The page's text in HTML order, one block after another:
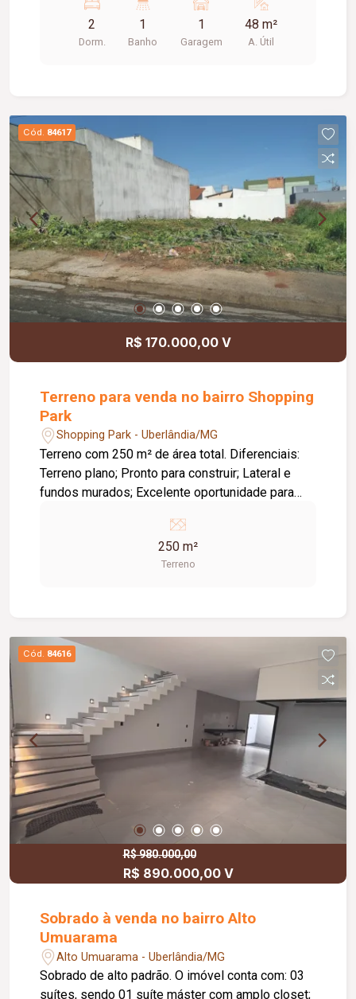
condomínio oferece: Portaria 24 horas; Área de
convivência; Playground; Mercadinho;
Diferenciais: Apartamento térreo; Completo com
2
Dorm.
1
Banho
1
Garagem
48 m²
A. Útil
Cód. 84617
R$ 170.000,00 V
Terreno para venda no bairro Shopping
Park
Shopping Park - Uberlândia/MG
Terreno com 250 m² de área total. Diferenciais:
Terreno plano; Pronto para construir; Lateral e
fundos murados; Excelente oportunidade para
250 m²
Terreno
Cód. 84616
R$ 980.000,00
R$ 890.000,00 V
Sobrado à venda no bairro Alto
Umuarama
Alto Umuarama - Uberlândia/MG
Sobrado de alto padrão. O imóvel conta com: 03
suítes, sendo 01 suíte máster com amplo closet;